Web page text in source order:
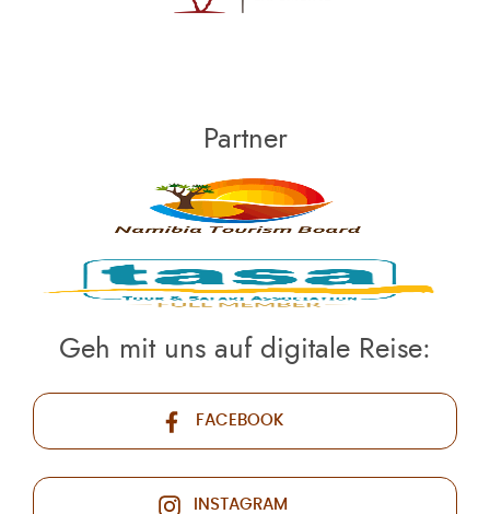
Partner
Geh mit uns auf digitale Reise:
FACEBOOK
INSTAGRAM